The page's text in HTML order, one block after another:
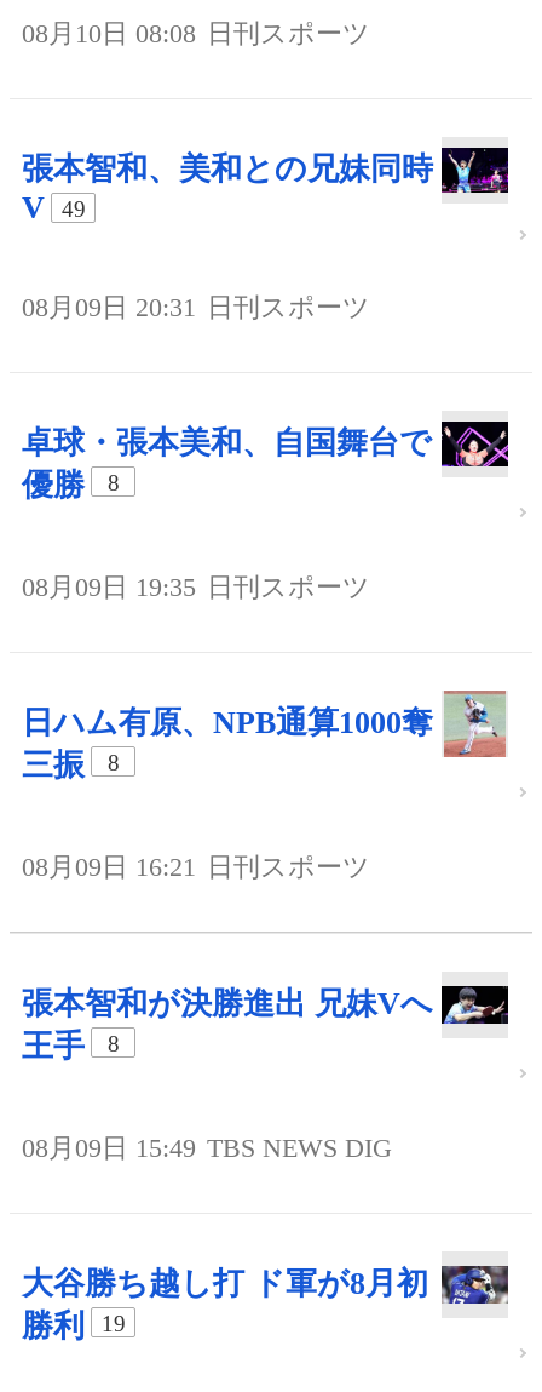
08月10日 08:08 日刊スポーツ
張本智和、美和との兄妹同時
V
49
08月09日 20:31 日刊スポーツ
卓球・張本美和、自国舞台で
優勝
8
08月09日 19:35 日刊スポーツ
日ハム有原、NPB通算1000奪
三振
8
08月09日 16:21 日刊スポーツ
張本智和が決勝進出 兄妹Vへ
王手
8
08月09日 15:49 TBS NEWS DIG
大谷勝ち越し打 ド軍が8月初
勝利
19